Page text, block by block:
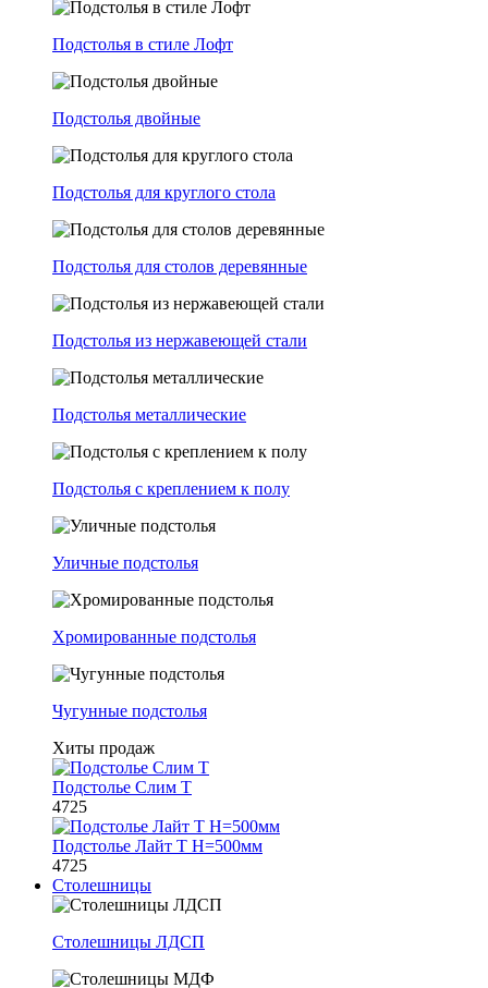
Подстолья в стиле Лофт
Подстолья двойные
Подстолья для круглого стола
Подстолья для столов деревянные
Подстолья из нержавеющей стали
Подстолья металлические
Подстолья с креплением к полу
Уличные подстолья
Хромированные подстолья
Чугунные подстолья
Хиты продаж
Подстолье Слим Т
4725
Подстолье Лайт Т H=500мм
4725
Столешницы
Столешницы ЛДСП